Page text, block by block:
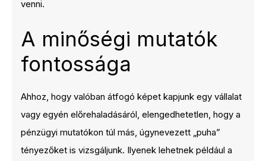
venni.
A minőségi mutatók
fontossága
Ahhoz, hogy valóban átfogó képet kapjunk egy vállalat
vagy egyén előrehaladásáról, elengedhetetlen, hogy a
pénzügyi mutatókon túl más, úgynevezett „puha”
tényezőket is vizsgáljunk. Ilyenek lehetnek például a